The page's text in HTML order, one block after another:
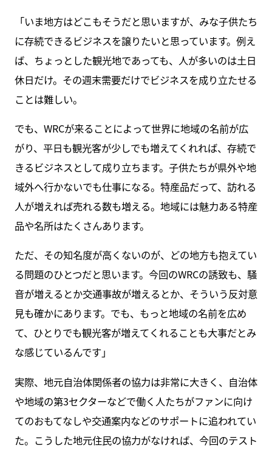
「いま地方はどこもそうだと思いますが、みな子供たち
に存続できるビジネスを譲りたいと思っています。例え
ば、ちょっとした観光地であっても、人が多いのは土日
休日だけ。その週末需要だけでビジネスを成り立たせる
ことは難しい。
でも、WRCが来ることによって世界に地域の名前が広
がり、平日も観光客が少しでも増えてくれれば、存続で
きるビジネスとして成り立ちます。子供たちが県外や地
域外へ行かないでも仕事になる。特産品だって、訪れる
人が増えれば売れる数も増える。地域には魅力ある特産
品や名所はたくさんあります。
ただ、その知名度が高くないのが、どの地方も抱えてい
る問題のひとつだと思います。今回のWRCの誘致も、騒
音が増えるとか交通事故が増えるとか、そういう反対意
見も確かにあります。でも、もっと地域の名前を広め
て、ひとりでも観光客が増えてくれることも大事だとみ
な感じているんです」
実際、地元自治体関係者の協力は非常に大きく、自治体
や地域の第3セクターなどで働く人たちがファンに向け
てのおもてなしや交通案内などのサポートに追われてい
た。こうした地元住民の協力がなければ、今回のテスト